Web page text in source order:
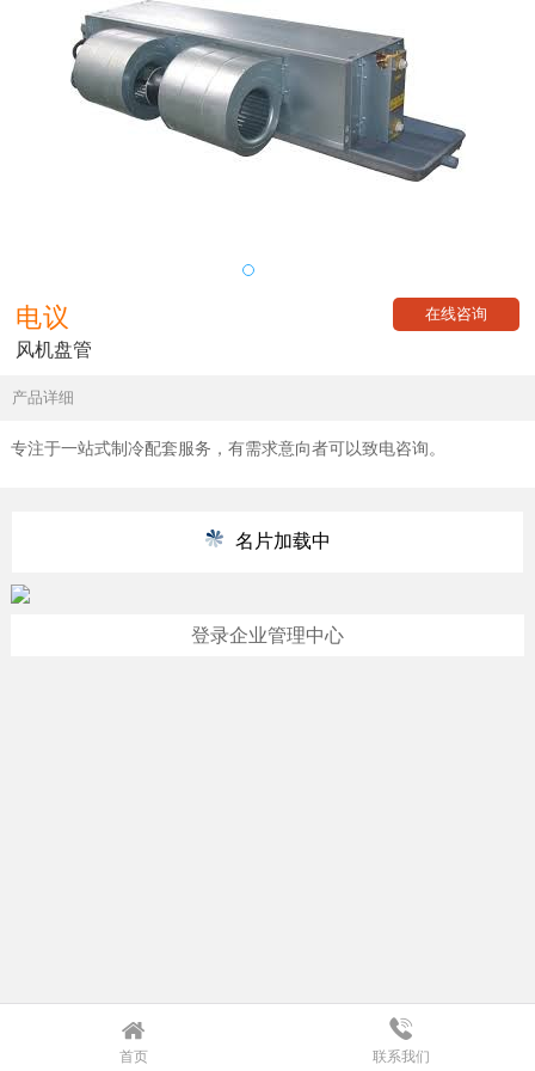
电议 在线咨询
风机盘管
产品详细
专注于一站式制冷配套服务，有需求意向者可以致电咨询。
名片加载中
登录企业管理中心
首页 联系我们